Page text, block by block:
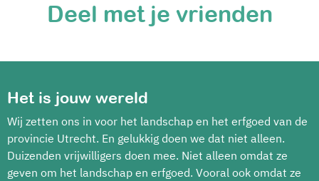
Deel met je vrienden
Het is jouw wereld
Wij zetten ons in voor het landschap en het erfgoed van de
provincie Utrecht. En gelukkig doen we dat niet alleen.
Duizenden vrijwilligers doen mee. Niet alleen omdat ze
geven om het landschap en erfgoed. Vooral ook omdat ze